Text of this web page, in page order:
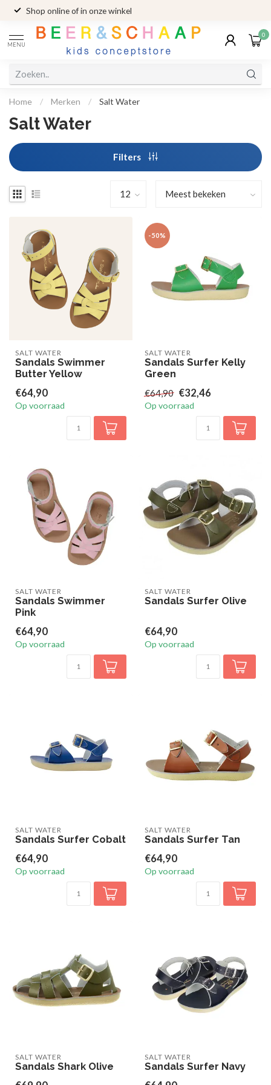
Shop online of in onze winkel
MENU
0
Home / Merken / Salt Water
Salt Water
Filters
SALT WATER
Sandals Swimmer
Butter Yellow
€64,90
Op voorraad
-50%
SALT WATER
Sandals Surfer Kelly
Green
€64,90 €32,46
Op voorraad
SALT WATER
Sandals Swimmer
Pink
€64,90
Op voorraad
SALT WATER
Sandals Surfer Olive
€64,90
Op voorraad
SALT WATER
Sandals Surfer Cobalt
€64,90
Op voorraad
SALT WATER
Sandals Surfer Tan
€64,90
Op voorraad
SALT WATER
Sandals Shark Olive
SALT WATER
Sandals Surfer Navy